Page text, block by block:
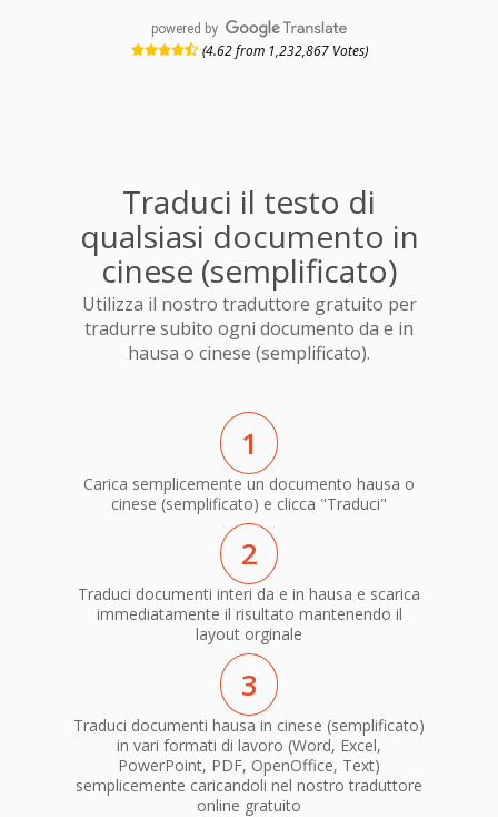
powered by
(4.62 from 1,232,867 Votes)
Traduci il testo di
qualsiasi documento in
cinese (semplificato)
Utilizza il nostro traduttore gratuito per
tradurre subito ogni documento da e in
hausa o cinese (semplificato).
1
Carica semplicemente un documento hausa o
cinese (semplificato) e clicca "Traduci"
2
Traduci documenti interi da e in hausa e scarica
immediatamente il risultato mantenendo il
layout orginale
3
Traduci documenti hausa in cinese (semplificato)
in vari formati di lavoro (Word, Excel,
PowerPoint, PDF, OpenOffice, Text)
semplicemente caricandoli nel nostro traduttore
online gratuito